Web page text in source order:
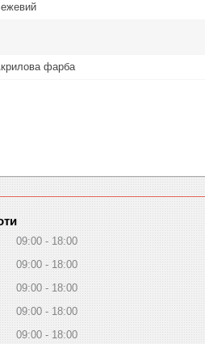
фарба
09:00
18:00
09:00
18:00
09:00
18:00
09:00
18:00
09:00 18:00